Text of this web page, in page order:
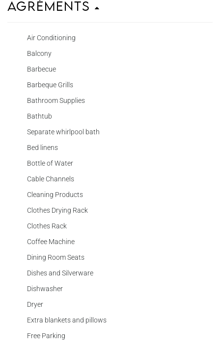
Agréments
Air Conditioning
Balcony
Barbecue
Barbeque Grills
Bathroom Supplies
Bathtub
Separate whirlpool bath
Bed linens
Bottle of Water
Cable Channels
Cleaning Products
Clothes Drying Rack
Clothes Rack
Coffee Machine
Dining Room Seats
Dishes and Silverware
Dishwasher
Dryer
Extra blankets and pillows
Free Parking